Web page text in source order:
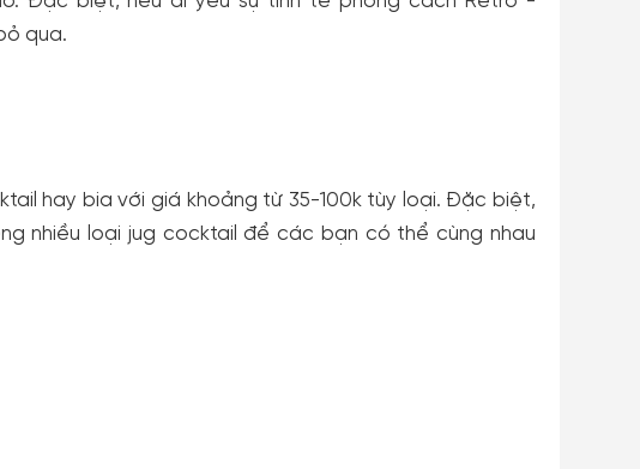
qua.
hay bia với giá khoảng từ 35-100k tùy loại. Đặc biệt,
nhiều loại jug cocktail để các bạn có thể cùng nhau